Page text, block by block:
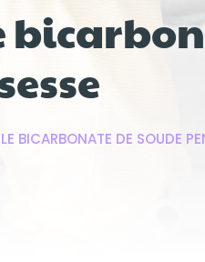
BICARBONATE DE SOUDE